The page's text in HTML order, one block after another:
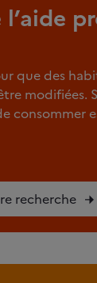
que des
modifiées.
consommer
recherche